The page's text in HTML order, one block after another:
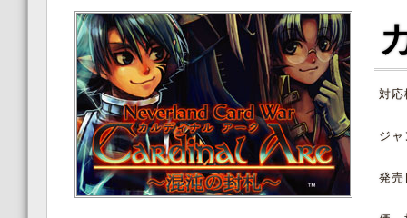
対応
ジ
発売